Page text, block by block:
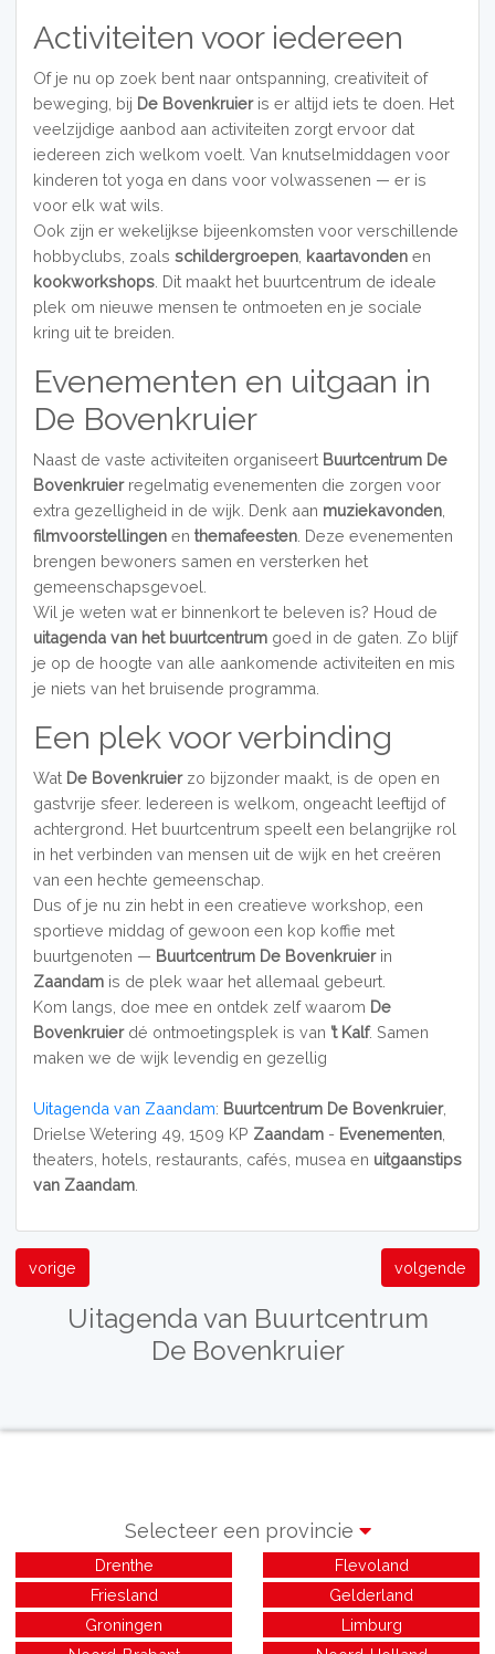
Activiteiten voor iedereen
Of je nu op zoek bent naar ontspanning, creativiteit of
beweging, bij De Bovenkruieris er altijd iets te doen. Het
veelzijdige aanbod aan activiteiten zorgt ervoor dat
iedereen zich welkom voelt. Van knutselmiddagen voor
kinderen tot yoga en dans voor volwassenen — er is
voor elk wat wils.
Ook zijn er wekelijkse bijeenkomsten voor verschillende
hobbyclubs, zoals schildergroepen, kaartavondenen
kookworkshops. Dit maakt het buurtcentrum de ideale
plek om nieuwe mensen te ontmoeten en je sociale
kring uit te breiden.
Evenementen en uitgaan in
De Bovenkruier
Naast de vaste activiteiten organiseert Buurtcentrum De
Bovenkruier regelmatig evenementen die zorgen voor
extra gezelligheid in de wijk. Denk aan muziekavonden,
filmvoorstellingenen themafeesten. Deze evenementen
brengen bewoners samen en versterken het
gemeenschapsgevoel.
Wil je weten wat er binnenkort te beleven is? Houd de
uitagenda van het buurtcentrumgoed in de gaten. Zo blijf
je op de hoogte van alle aankomende activiteiten en mis
je niets van het bruisende programma.
Een plek voor verbinding
Wat De Bovenkruierzo bijzonder maakt, is de open en
gastvrije sfeer. Iedereen is welkom, ongeacht leeftijd of
achtergrond. Het buurtcentrum speelt een belangrijke rol
in het verbinden van mensen uit de wijk en het creëren
van een hechte gemeenschap.
Dus of je nu zin hebt in een creatieve workshop, een
sportieve middag of gewoon een kop koffie met
buurtgenoten — Buurtcentrum De Bovenkruierin
Zaandam is de plek waar het allemaal gebeurt.
Kom langs, doe mee en ontdek zelf waarom De
Bovenkruierdé ontmoetingsplek is van ’t Kalf. Samen
maken we de wijk levendig en gezellig
Uitagenda van Zaandam: Buurtcentrum De Bovenkruier,
Drielse Wetering 49, 1509 KP Zaandam- Evenementen,
theaters, hotels, restaurants, cafés, musea en uitgaanstips
van Zaandam.
vorige volgende
Uitagenda van Buurtcentrum
De Bovenkruier
Selecteer een provincie
Drenthe
Flevoland
Friesland
Gelderland
Groningen
Limburg